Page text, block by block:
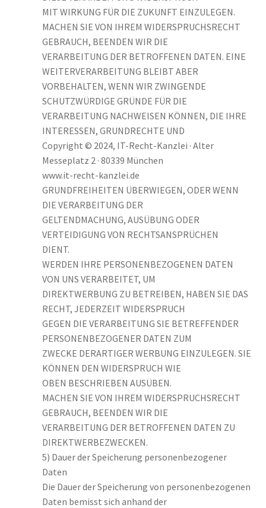
MIT WIRKUNG FÜR DIE ZUKUNFT EINZULEGEN.
MACHEN SIE VON IHREM WIDERSPRUCHSRECHT
GEBRAUCH, BEENDEN WIR DIE
VERARBEITUNG DER BETROFFENEN DATEN. EINE
WEITERVERARBEITUNG BLEIBT ABER
VORBEHALTEN, WENN WIR ZWINGENDE
SCHUTZWÜRDIGE GRÜNDE FÜR DIE
VERARBEITUNG NACHWEISEN KÖNNEN, DIE IHRE
INTERESSEN, GRUNDRECHTE UND
Copyright © 2024, IT-Recht-Kanzlei · Alter
Messeplatz 2 · 80339 München
www.it-recht-kanzlei.de
GRUNDFREIHEITEN ÜBERWIEGEN, ODER WENN
DIE VERARBEITUNG DER
GELTENDMACHUNG, AUSÜBUNG ODER
VERTEIDIGUNG VON RECHTSANSPRÜCHEN
DIENT.
WERDEN IHRE PERSONENBEZOGENEN DATEN
VON UNS VERARBEITET, UM
DIREKTWERBUNG ZU BETREIBEN, HABEN SIE DAS
RECHT, JEDERZEIT WIDERSPRUCH
GEGEN DIE VERARBEITUNG SIE BETREFFENDER
PERSONENBEZOGENER DATEN ZUM
ZWECKE DERARTIGER WERBUNG EINZULEGEN. SIE
KÖNNEN DEN WIDERSPRUCH WIE
OBEN BESCHRIEBEN AUSÜBEN.
MACHEN SIE VON IHREM WIDERSPRUCHSRECHT
GEBRAUCH, BEENDEN WIR DIE
VERARBEITUNG DER BETROFFENEN DATEN ZU
DIREKTWERBEZWECKEN.
5) Dauer der Speicherung personenbezogener
Daten
Die Dauer der Speicherung von personenbezogenen
Daten bemisst sich anhand der